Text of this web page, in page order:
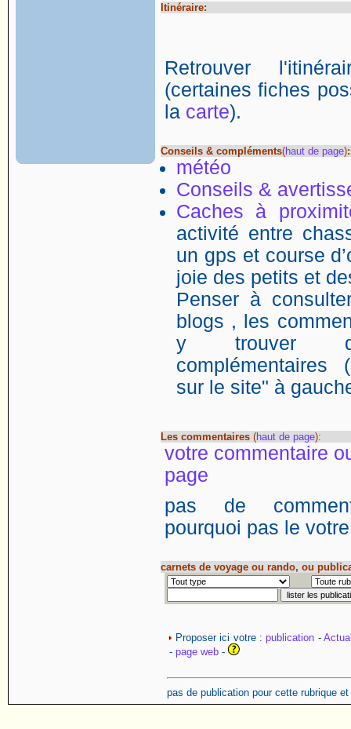
Itinéraire:
Retrouver
(certaines fiches
la carte).
Conseils & compléments(haut de page):
météo
Conseils &
Caches à
activité entre
un gps et course
joie des petits et
Penser à
blogs , les
y trouver
complémentaires
sur le site" à
Les commentaires (haut de page):
votre commentaire
page
pas de
pourquoi pas le
carnets de voyage ou rando, ou
Proposer ici votre :publication -
- page web -
pas de publication pour cette rubrique